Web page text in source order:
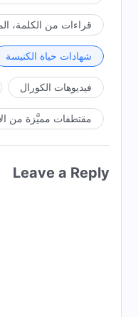
قراءات من الكلمة، المجلد 7: حول السعي
شهادات حياة الكنيسة
فيديوهات الكورال
مقتطفات مميَّزة من
Leave a Reply